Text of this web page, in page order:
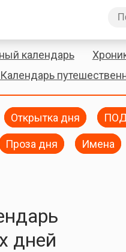
календарь
Календарь
Открытка дня
Проза дня Имена
дней